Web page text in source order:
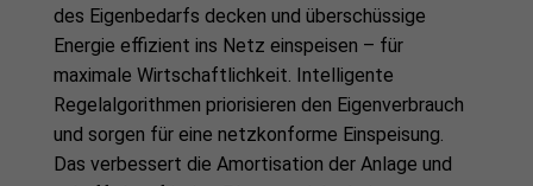
des Eigenbedarfs decken und überschüssige
Energie effizient ins Netz einspeisen – für
maximale Wirtschaftlichkeit. Intelligente
Regelalgorithmen priorisieren den Eigenverbrauch
und sorgen für eine netzkonforme Einspeisung.
Das verbessert die Amortisation der Anlage und